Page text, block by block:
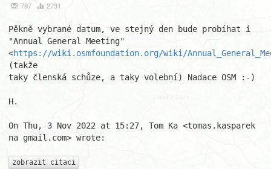
797 2731
Pěkně vybrané datum, ve stejný den bude probíhat i
"Annual General Meeting"
<https://wiki.osmfoundation.org/wiki/
(takže
taky členská schůze, a taky volební) Nadace OSM :-)
H.
On Thu, 3 Nov 2022 at 15:27, Tom Ka <tomas.kasparek
na gmail.com> wrote:
zobrazit citaci